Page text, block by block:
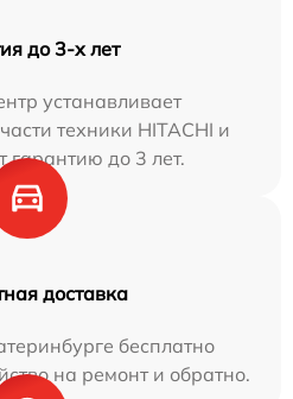
до 3-х лет
устанавливает
техники HITACHI и
гарантию до 3 лет.
доставка
бесплатно
на ремонт и обратно.